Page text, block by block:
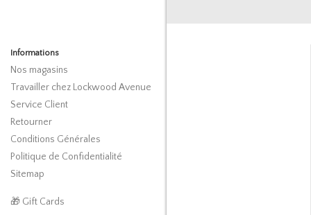
Informations
Nos magasins
Travailler chez Lockwood Avenue
Service Client
Retourner
Conditions Générales
Politique de Confidentialité
Sitemap
🎁 Gift Cards